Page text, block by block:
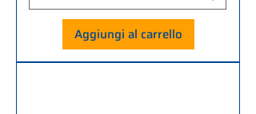
Aggiungi al carrello